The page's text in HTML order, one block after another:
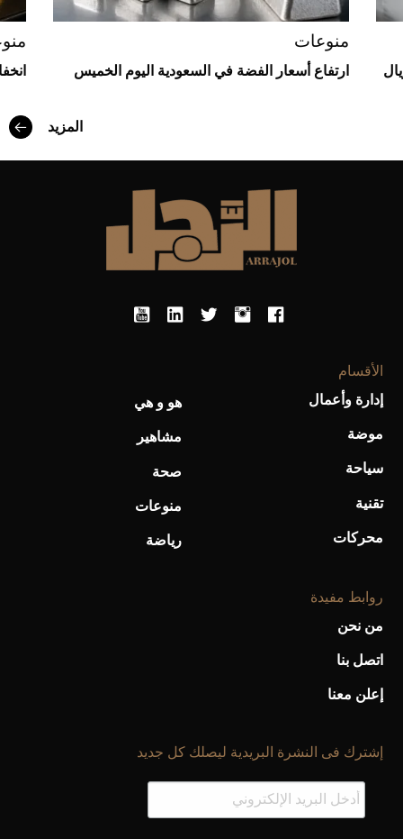
أفضل تدريج للشعر الطويل لإطلالة جريئة وعصرية
منوعات
ارتفاع أسعار الفضة في السعودية اليوم الخميس
المزيد
الأقسام
إدارة وأعمال
موضة
سياحة
تقنية
محركات
هو و هي
مشاهير
صحة
منوعات
رياضة
روابط مفيدة
من نحن
اتصل بنا
إعلن معنا
إشترك فى النشرة البريدية ليصلك كل جديد